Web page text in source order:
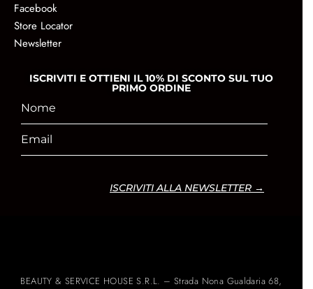
Facebook
Store Locator
Newsletter
ISCRIVITI E OTTIENI IL 10% DI SCONTO SUL TUO
PRIMO ORDINE
ISCRIVITI ALLA NEWSLETTER →
BEAUTY & SERVICE HOUSE S.R.L. – Strada Nona Gualdaria 68,